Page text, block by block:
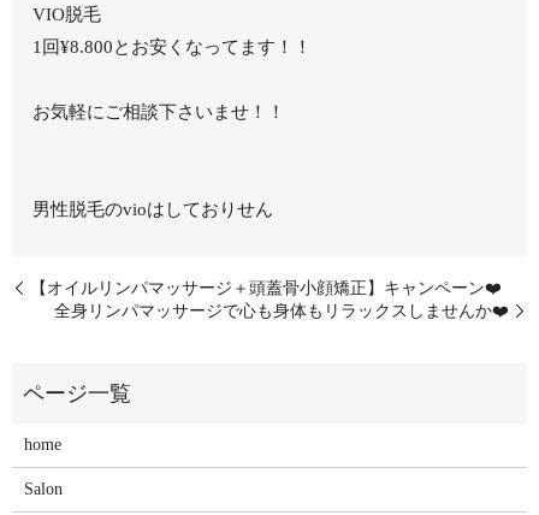
VIO脱毛
1回¥8.800とお安くなってます！！
お気軽にご相談下さいませ！！
男性脱毛のvioはしておりせん
【オイルリンパマッサージ＋頭蓋骨小顔矯正】キャンペーン❤️
全身リンパマッサージで心も身体もリラックスしませんか❤️
home
Salon